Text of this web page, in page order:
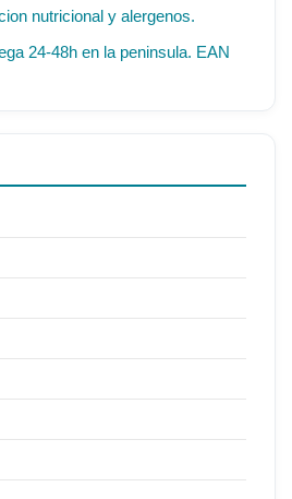
nutricional y alergenos.
24-48h en la peninsula. EAN